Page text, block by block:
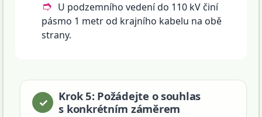
U podzemního vedení do 110 kV činí
pásmo 1 metr od krajního kabelu na obě
strany.
Krok 5: Požádejte o souhlas
s konkrétním záměrem